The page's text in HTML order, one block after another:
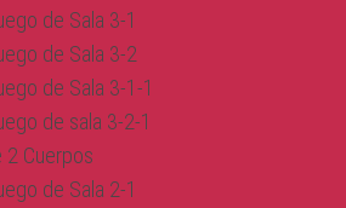
de Sala 3-1
de Sala 3-2
de Sala 3-1-1
de sala 3-2-1
2 Cuerpos
de Sala 2-1